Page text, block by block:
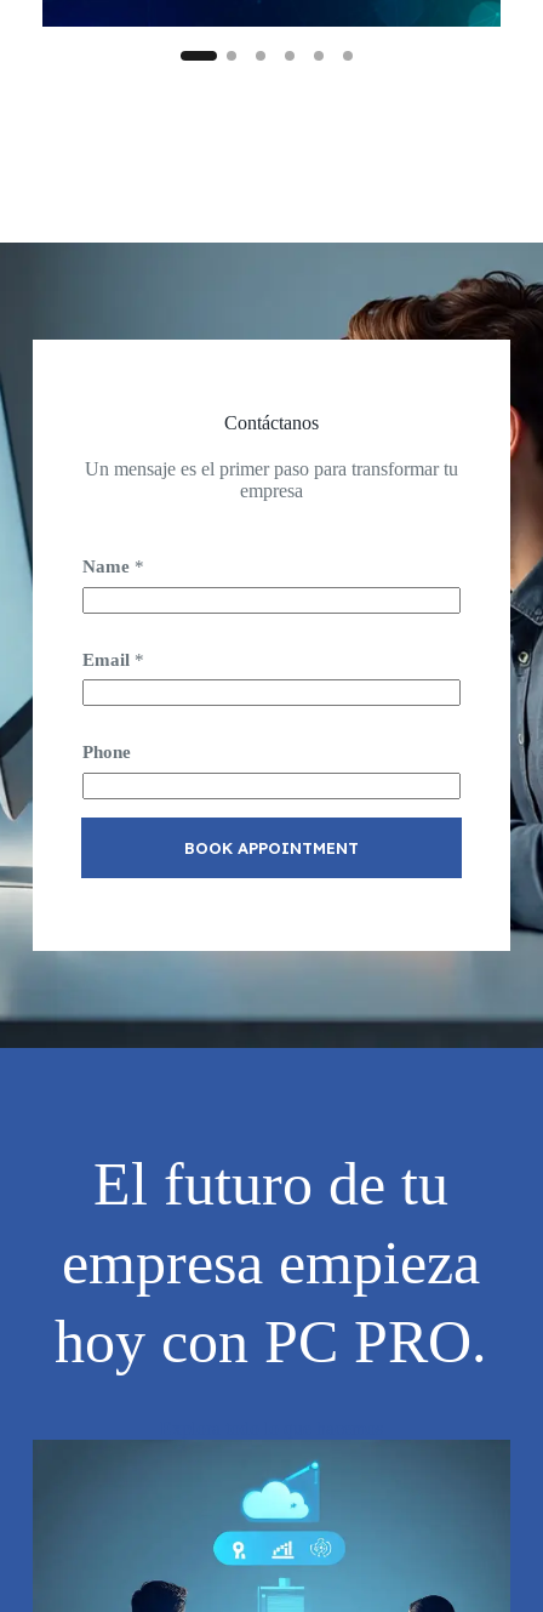
Contáctanos
Un mensaje es el primer paso para transformar tu
empresa
Name *
Email *
Phone
BOOK APPOINTMENT
El futuro de tu
empresa empieza
hoy con PC PRO.